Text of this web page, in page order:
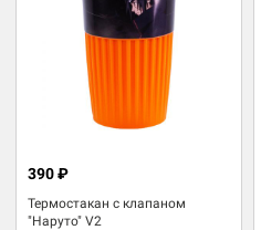
Термостакан с клапаном
"Наруто" V2
390 ₽